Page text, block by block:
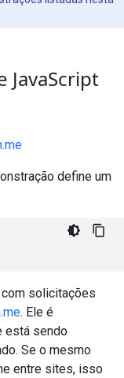
JavaScript
define um
solicitações
. Ele é
está sendo
Se o mesmo
entre sites, isso